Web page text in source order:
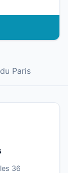
Paris
36